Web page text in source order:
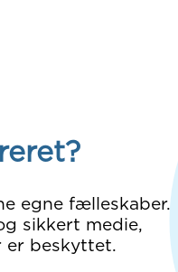
egne fælleskaber.
sikkert medie,
er beskyttet.